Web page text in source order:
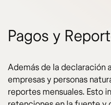
Pagos y
Además de la declaración
empresas y personas
reportes mensuales. Esto